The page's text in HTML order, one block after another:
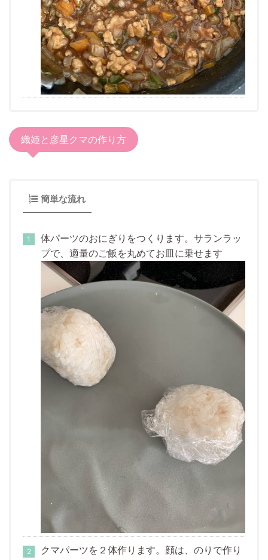
織姫と彦星クマの作り方
簡単な流れ
体パーツのおにぎりをつくります。サランラッ
プで、適量のご飯を丸めてお皿に乗せます
クマパーツを２体作ります。顔は、のりで作り